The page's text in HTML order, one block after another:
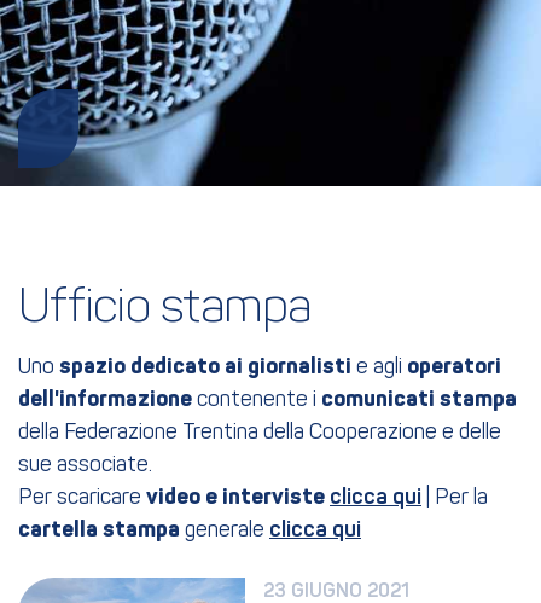
Ufficio stampa
Uno spazio dedicato ai giornalisti e agli operatori
dell'informazione contenente i comunicati stampa
della Federazione Trentina della Cooperazione e delle
sue associate.
Per scaricare video e interviste clicca qui | Per la
cartella stampa generale clicca qui
23 GIUGNO 2021